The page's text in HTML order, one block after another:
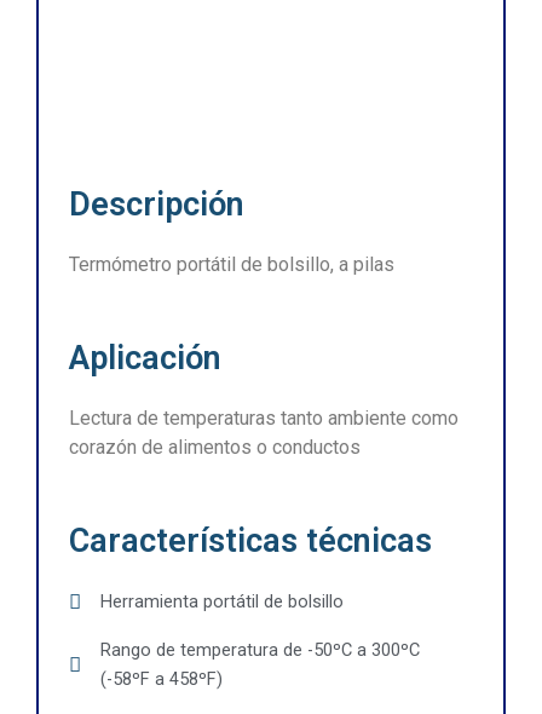
Descripción
Termómetro portátil de bolsillo, a pilas
Aplicación
Lectura de temperaturas tanto ambiente como
corazón de alimentos o conductos
Características técnicas
Herramienta portátil de bolsillo
Rango de temperatura de -50ºC a 300ºC
(-58ºF a 458ºF)